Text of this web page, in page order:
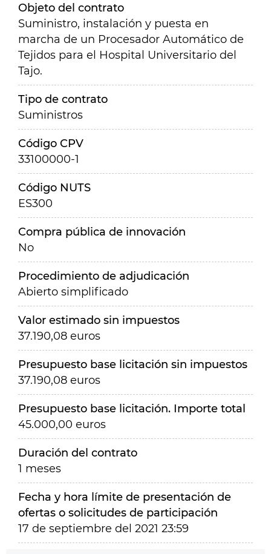
Objeto del contrato
Suministro, instalación y puesta en
marcha de un Procesador Automático de
Tejidos para el Hospital Universitario del
Tajo.
Tipo de contrato
Suministros
Código CPV
33100000-1
Código NUTS
ES300
Compra pública de innovación
No
Procedimiento de adjudicación
Abierto simplificado
Valor estimado sin impuestos
37.190,08 euros
Presupuesto base licitación sin impuestos
37.190,08 euros
Presupuesto base licitación. Importe total
45.000,00 euros
Duración del contrato
1 meses
Fecha y hora límite de presentación de
ofertas o solicitudes de participación
17 de septiembre del 2021 23:59